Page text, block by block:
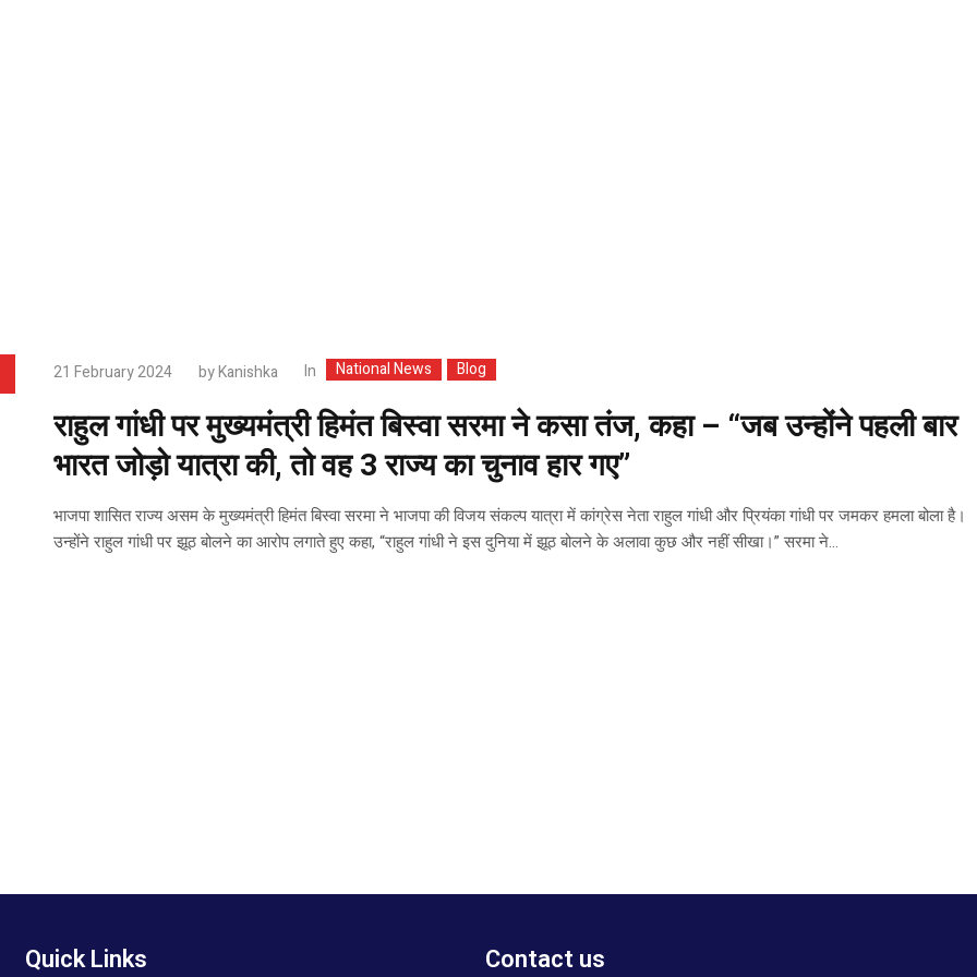
21 February 2024 byKanishka In National News Blog
राहुल गांधी पर मुख्यमंत्री हिमंत बिस्वा सरमा ने कसा तंज, कहा – “जब उन्होंने पहली बार
भारत जोड़ो यात्रा की, तो वह 3 राज्य का चुनाव हार गए”
भाजपा शासित राज्य असम के मुख्यमंत्री हिमंत बिस्वा सरमा ने भाजपा की विजय संकल्प यात्रा में कांग्रेस नेता राहुल गांधी और प्रियंका गांधी पर जमकर हमला बोला है।
उन्होंने राहुल गांधी पर झूठ बोलने का आरोप लगाते हुए कहा, “राहुल गांधी ने इस दुनिया में झूठ बोलने के अलावा कुछ और नहीं सीखा।” सरमा ने...
Quick Links Contact us